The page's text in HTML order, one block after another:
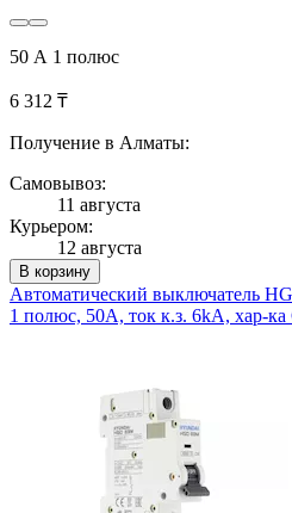
50 А 1 полюс
6 312 ₸
Получение в Алматы:
Самовывоз:
11 августа
Курьером:
12 августа
В корзину
Автоматический выключатель
1 полюс, 50А, ток к.з. 6kA, хар-